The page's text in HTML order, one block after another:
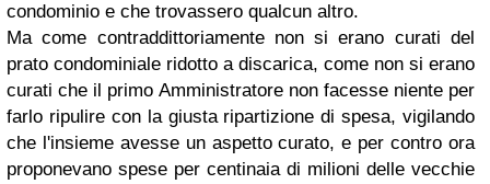
condominio e che trovassero qualcun altro.
Ma come contraddittoriamente non si erano curati del
prato condominiale ridotto a discarica, come non si erano
curati che il primo Amministratore non facesse niente per
farlo ripulire con la giusta ripartizione di spesa, vigilando
che l'insieme avesse un aspetto curato, e per contro ora
proponevano spese per centinaia di milioni delle vecchie